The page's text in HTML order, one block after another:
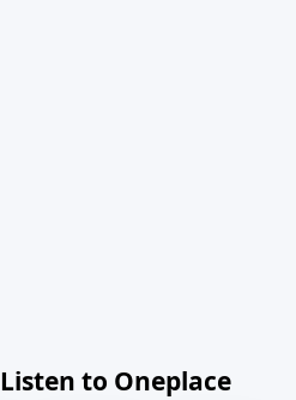
to Oneplace